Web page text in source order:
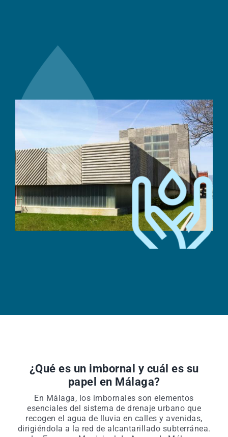
¿Qué es un imbornal y cuál es su
papel en Málaga?
En Málaga, los imbornales son elementos
esenciales del sistema de drenaje urbano que
recogen el agua de lluvia en calles y avenidas,
dirigiéndola a la red de alcantarillado subterránea.